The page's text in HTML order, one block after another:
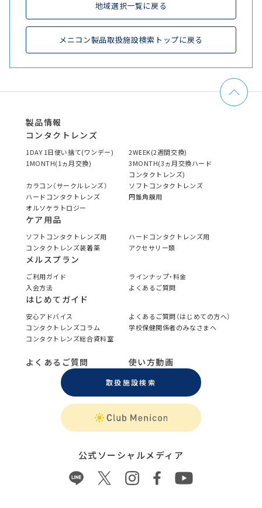
地域選択一覧に戻る
メニコン製品取扱施設検索トップに戻る
製品情報
コンタクトレンズ
1DAY 1日使い捨て(ワンデー)
2WEEK(2週間交換)
1MONTH(1ヵ月交換)
3MONTH(3ヵ月交換ハード
コンタクトレンズ)
カラコン（サークルレンズ）
ソフトコンタクトレンズ
ハードコンタクトレンズ
円錐角膜用
オルソケラトロジー
ケア用品
ソフトコンタクトレンズ用
ハードコンタクトレンズ用
コンタクトレンズ装着薬
アクセサリー類
メルスプラン
ご利用ガイド
ラインナップ・料金
入会方法
よくあるご質問
はじめてガイド
安心アドバイス
よくあるご質問（はじめての方へ）
コンタクトレンズコラム
学校保健関係者のみなさまへ
コンタクトレンズ総合資料室
よくあるご質問 使い方動画
取扱施設検索
公式ソーシャルメディア